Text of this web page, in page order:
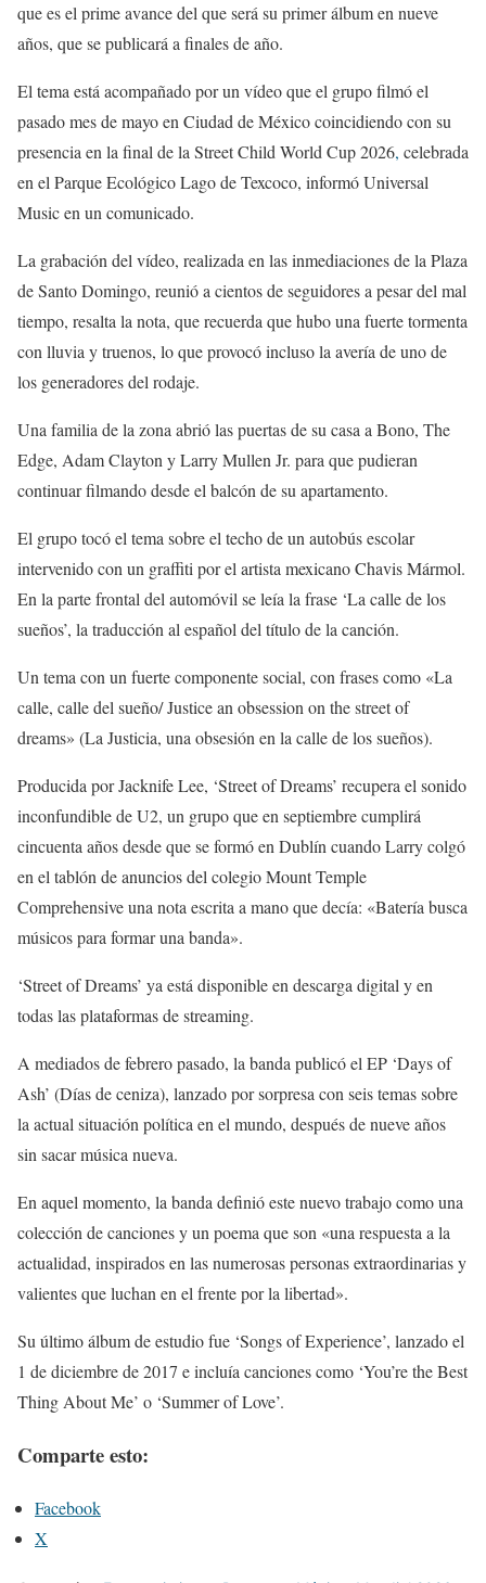
que es el prime avance del que será su primer álbum en nueve
años, que se publicará a finales de año.
El tema está acompañado por un vídeo que el grupo filmó el
pasado mes de mayo en Ciudad de México coincidiendo con su
presencia en la final de la Street Child World Cup 2026, celebrada
en el Parque Ecológico Lago de Texcoco, informó Universal
Music en un comunicado.
La grabación del vídeo, realizada en las inmediaciones de la Plaza
de Santo Domingo, reunió a cientos de seguidores a pesar del mal
tiempo, resalta la nota, que recuerda que hubo una fuerte tormenta
con lluvia y truenos, lo que provocó incluso la avería de uno de
los generadores del rodaje.
Una familia de la zona abrió las puertas de su casa a Bono, The
Edge, Adam Clayton y Larry Mullen Jr. para que pudieran
continuar filmando desde el balcón de su apartamento.
El grupo tocó el tema sobre el techo de un autobús escolar
intervenido con un graffiti por el artista mexicano Chavis Mármol.
En la parte frontal del automóvil se leía la frase ‘La calle de los
sueños’, la traducción al español del título de la canción.
Un tema con un fuerte componente social, con frases como «La
calle, calle del sueño/ Justice an obsession on the street of
dreams» (La Justicia, una obsesión en la calle de los sueños).
Producida por Jacknife Lee, ‘Street of Dreams’ recupera el sonido
inconfundible de U2, un grupo que en septiembre cumplirá
cincuenta años desde que se formó en Dublín cuando Larry colgó
en el tablón de anuncios del colegio Mount Temple
Comprehensive una nota escrita a mano que decía: «Batería busca
músicos para formar una banda».
‘Street of Dreams’ ya está disponible en descarga digital y en
todas las plataformas de streaming.
A mediados de febrero pasado, la banda publicó el EP ‘Days of
Ash’ (Días de ceniza), lanzado por sorpresa con seis temas sobre
la actual situación política en el mundo, después de nueve años
sin sacar música nueva.
En aquel momento, la banda definió este nuevo trabajo como una
colección de canciones y un poema que son «una respuesta a la
actualidad, inspirados en las numerosas personas extraordinarias y
valientes que luchan en el frente por la libertad».
Su último álbum de estudio fue ‘Songs of Experience’, lanzado el
1 de diciembre de 2017 e incluía canciones como ‘You’re the Best
Thing About Me’ o ‘Summer of Love’.
Comparte esto:
Facebook
X